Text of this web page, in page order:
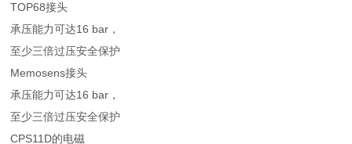
TOP68接头
承压能力可达16 bar，
至少三倍过压安全保护
Memosens接头
承压能力可达16 bar，
至少三倍过压安全保护
CPS11D的电磁